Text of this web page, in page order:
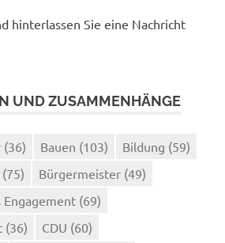
hinterlassen Sie eine Nachricht
UND ZUSAMMENHÄNGE
(36) Bauen (103) Bildung (59)
(75) Bürgermeister (49)
Engagement (69)
(36) CDU (60)